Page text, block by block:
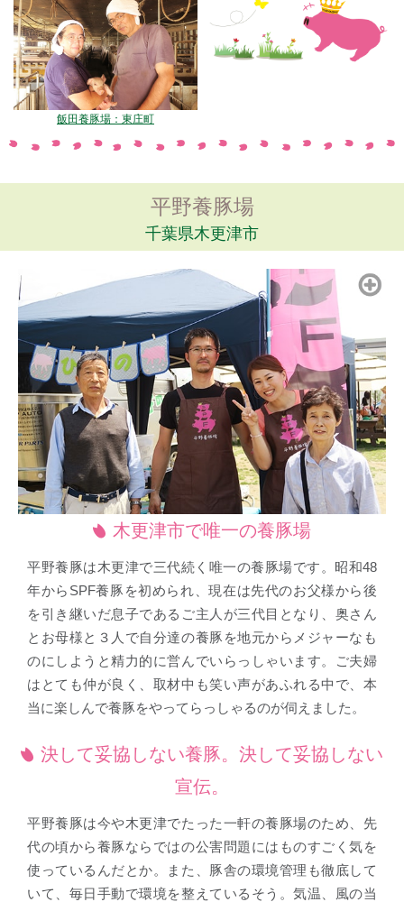
飯田養豚場：東庄町
平野養豚場
千葉県木更津市
木更津市で唯一の養豚場
平野養豚は木更津で三代続く唯一の養豚場です。昭和48
年からSPF養豚を初められ、現在は先代のお父様から後
を引き継いだ息子であるご主人が三代目となり、奥さん
とお母様と３人で自分達の養豚を地元からメジャーなも
のにしようと精力的に営んでいらっしゃいます。ご夫婦
はとても仲が良く、取材中も笑い声があふれる中で、本
当に楽しんで養豚をやってらっしゃるのが伺えました。
決して妥協しない養豚。決して妥協しない
宣伝。
平野養豚は今や木更津でたった一軒の養豚場のため、先
代の頃から養豚ならではの公害問題にはものすごく気を
使っているんだとか。また、豚舎の環境管理も徹底して
いて、毎日手動で環境を整えているそう。気温、風の当